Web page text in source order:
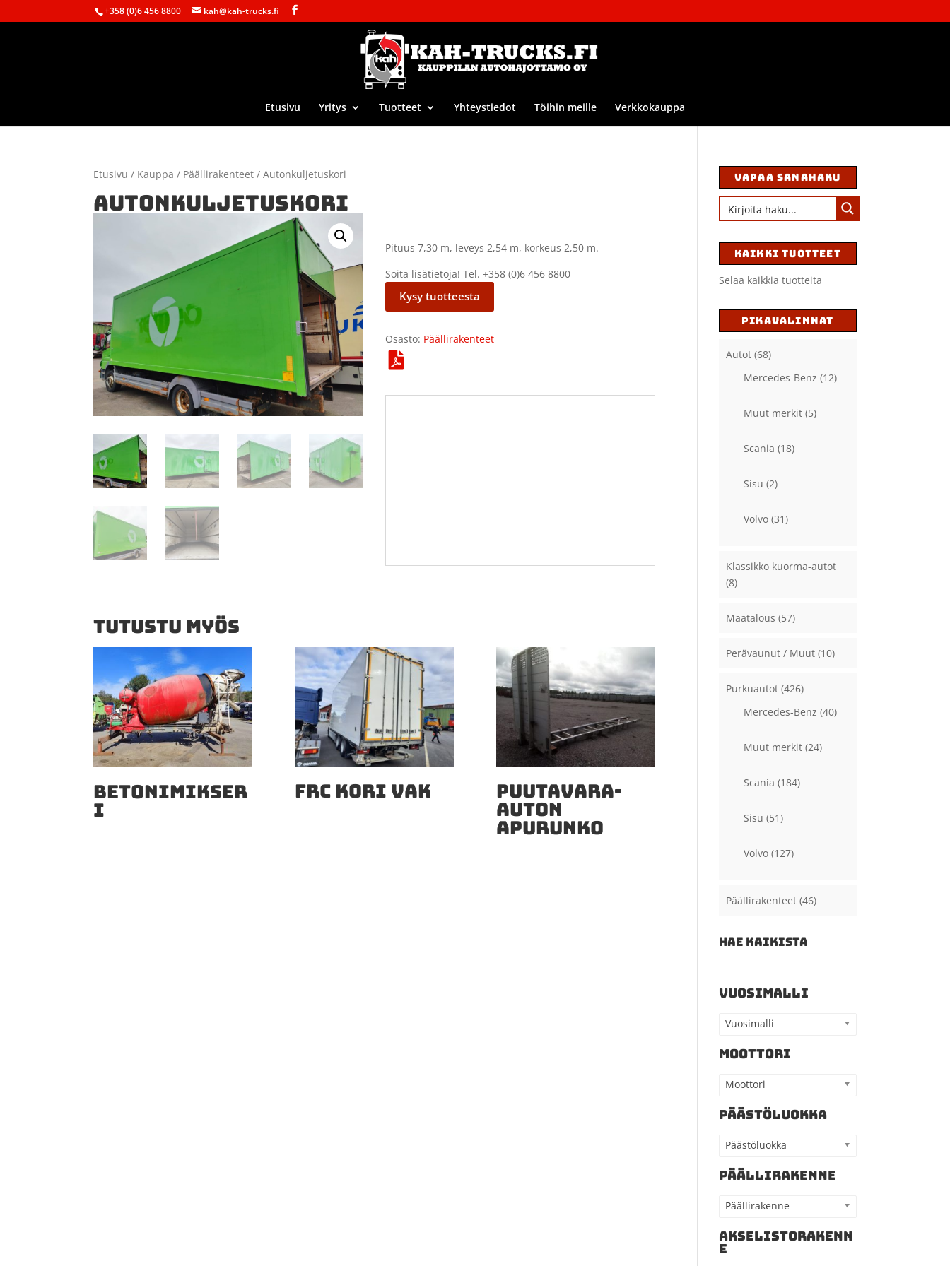
+358 (0)6 456 8800 kah@kah-trucks.fi
Etusivu Yritys Tuotteet Yhteystiedot Töihin meille Verkkokauppa
Etusivu / Kauppa / Päällirakenteet / Autonkuljetuskori
AUTONKULJETUSKORI
Pituus 7,30 m, leveys 2,54 m, korkeus 2,50 m.
Soita lisätietoja! Tel. +358 (0)6 456 8800
Kysy tuotteesta
Osasto: Päällirakenteet
TUTUSTU MYÖS
BETONIMIKSER
I
FRC KORI VAK PUUTAVARA-
AUTON
APURUNKO
VAPAA SANAHAKU
KAIKKI TUOTTEET
Selaa kaikkia tuotteita
PIKAVALINNAT
Autot (68)
Mercedes-Benz (12)
Muut merkit (5)
Scania (18)
Sisu (2)
Volvo (31)
Klassikko kuorma-autot
(8)
Maatalous (57)
Perävaunut / Muut (10)
Purkuautot (426)
Mercedes-Benz (40)
Muut merkit (24)
Scania (184)
Sisu (51)
Volvo (127)
Päällirakenteet (46)
HAE KAIKISTA
VUOSIMALLI
Vuosimalli
MOOTTORI
Moottori
PÄÄSTÖLUOKKA
Päästöluokka
PÄÄLLIRAKENNE
Päällirakenne
AKSELISTORAKENN
E